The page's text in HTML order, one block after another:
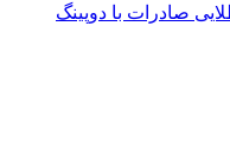
صادرات با دوپینگ